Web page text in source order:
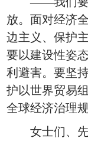
放。面对经济
边主义、保护
要以建设性姿
利避害。要坚
护以世界贸易
全球经济治理
女士们、